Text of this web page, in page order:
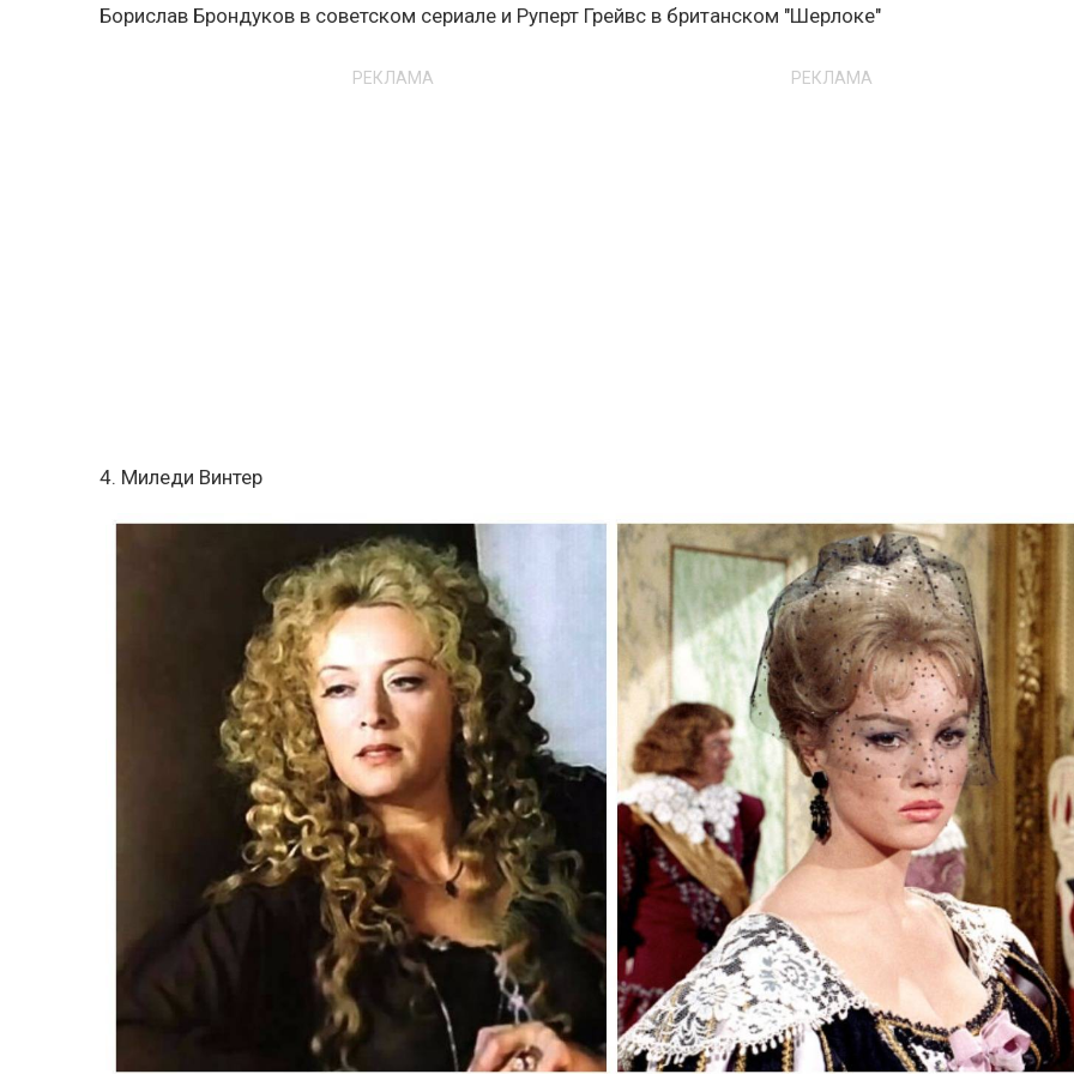
Борислав Брондуков в советском сериале и Руперт Грейвс в британском "Шерлоке"
РЕКЛАМА РЕКЛАМА
4. Миледи Винтер